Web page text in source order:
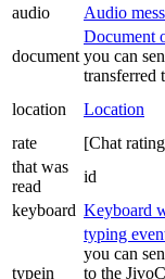
audio
Audio
document
Document
you can
transferred
location Location
rate
[Chat
that was
read
id
keyboard Keyboard
typein
typing
you can
to the